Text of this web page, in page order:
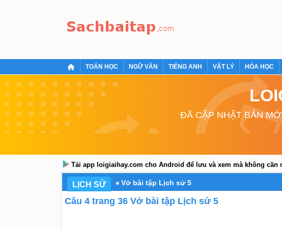
TOÁN HỌC NGỮ VĂN TIẾNG ANH VẬT LÝ HÓA HỌC
ĐÃ CẬP NHẬT BẢN
Tải app loigiaihay.com cho Android để lưu và xem mà không cần
LỊCH SỬ Vở bài tập Lịch sử 5
Câu 4 trang 36 Vở bài tập Lịch sử 5